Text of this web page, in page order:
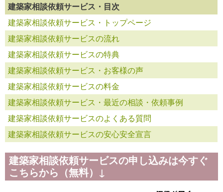
建築家相談依頼サービス・目次
建築家相談依頼サービス・トップページ
建築家相談依頼サービスの流れ
建築家相談依頼サービスの特典
建築家相談依頼サービス・お客様の声
建築家相談依頼サービスの料金
建築家相談依頼サービス・最近の相談・依頼事例
建築家相談依頼サービスのよくある質問
建築家相談依頼サービスの安心安全宣言
建築家相談依頼サービスの申し込みは今すぐ
こちらから（無料）↓